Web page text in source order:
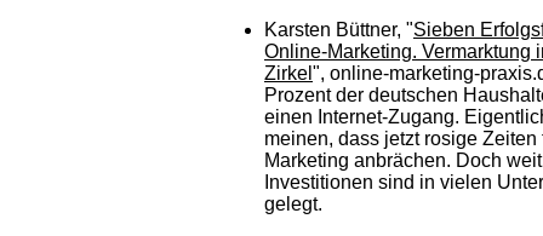
Karsten Büttner, "Sieben
Online-Marketing. Vermarktung
Zirkel ", online-marketing-
Prozent der deutschen
einen Internet-Zugang.
meinen, dass jetzt rosige Zeiten
Marketing anbrächen. Doch
Investitionen sind in vielen
gelegt.